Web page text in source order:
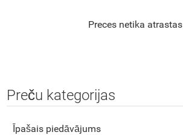
Preces netika atrastas
Preču kategorijas
Īpašais piedāvājums